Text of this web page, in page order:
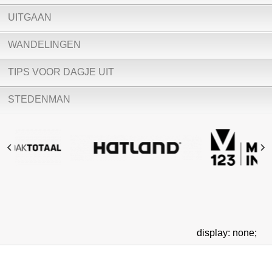
UITGAAN
WANDELINGEN
TIPS VOOR DAGJE UIT
STEDENMAN
display: none;